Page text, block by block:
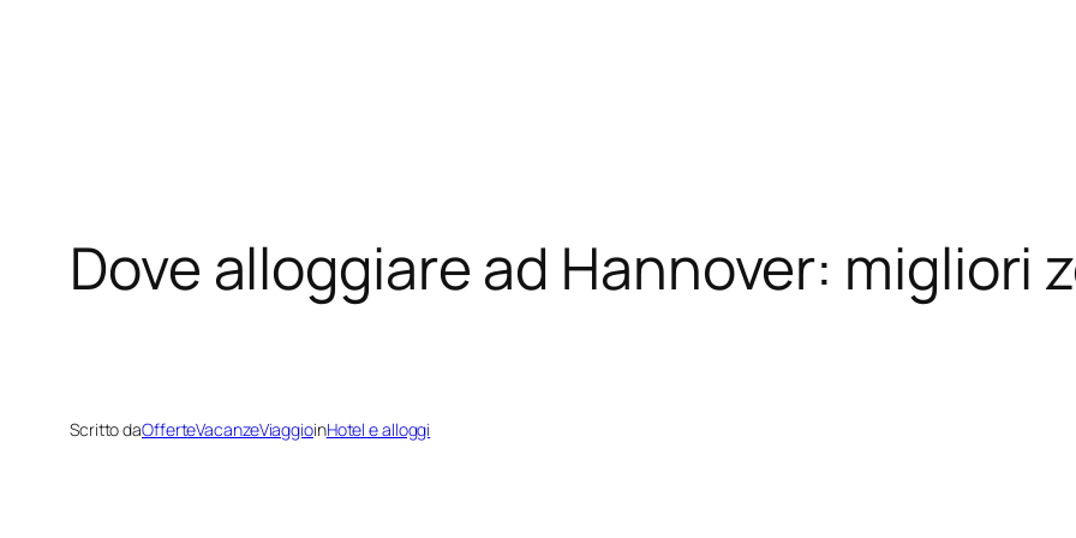
Dove alloggiare ad Hannover: migliori
Scritto daOfferteVacanzeViaggioinHotel e alloggi